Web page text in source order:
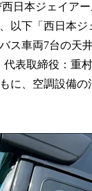
日本ジェイア
以下「西日本ジ
ス車両7台の天
代表取締役：重
に、空調設備の